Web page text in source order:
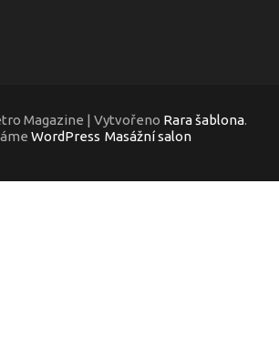
Magazine | Vytvořeno Rara šablona.
WordPress Masážní salon